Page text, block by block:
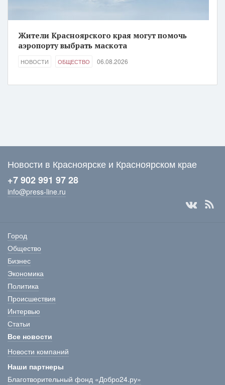
Жители Красноярского края могут помочь
аэропорту выбрать маскота
НОВОСТИ ОБЩЕСТВО 06.08.2026
Новости в Красноярске и Красноярском крае
+7 902 991 97 28
info@press-line.ru
Город
Общество
Бизнес
Экономика
Политика
Происшествия
Интервью
Статьи
Все новости
Новости компаний
Наши партнеры
Благотворительный фонд «Добро24.ру»